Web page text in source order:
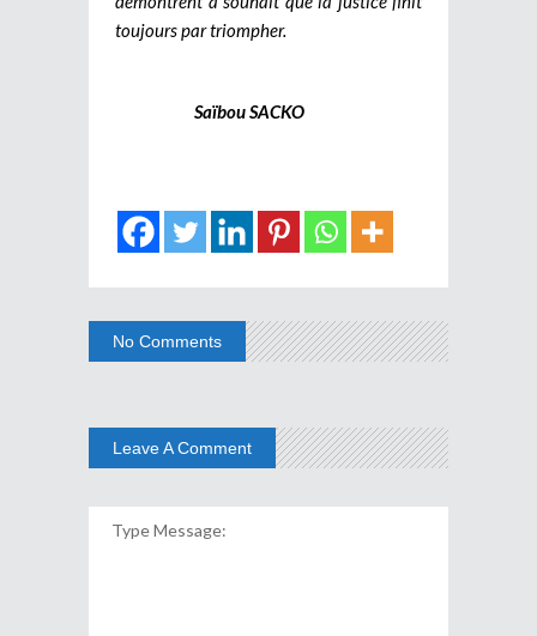
toujours par triompher.
Saïbou SACKO
No Comments
Leave A Comment